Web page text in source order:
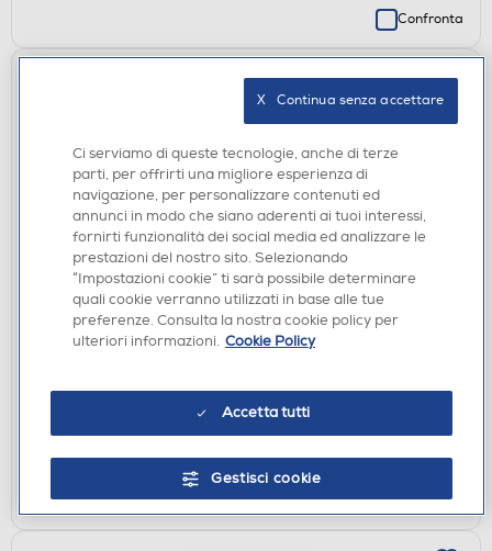
Confronta
CELLULARLINE - FLEXFORCE CAVO SILICONATO
TELATO USB-C TO USB-C-Bianco
€ 16,99
Acquisto online:disponibile
Ritiro in negozio in 30' gratuito:verifica
AGGIUNGI
Confronta
Ci serviamo di queste tecnologie, anche di terze
parti, per offrirti una migliore esperienza di
navigazione, per personalizzare contenuti ed
annunci in modo che siano aderenti ai tuoi interessi,
fornirti funzionalità dei social media ed analizzare le
prestazioni del nostro sito. Selezionando
“Impostazioni cookie” ti sarà possibile determinare
quali cookie verranno utilizzati in base alle tue
preferenze. Consulta la nostra cookie policy per
ulteriori informazioni. Cookie Policy
Accetta tutti
Gestisci cookie
X   Continua senza accettare